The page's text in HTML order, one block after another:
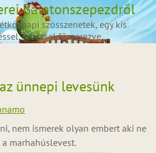
Balatonszepezdről
szösszenetek, egy kis
főzéssel fűszerezve.
ünnepi levesünk
nem ismerek olyan embert aki ne
a marhahúslevest.